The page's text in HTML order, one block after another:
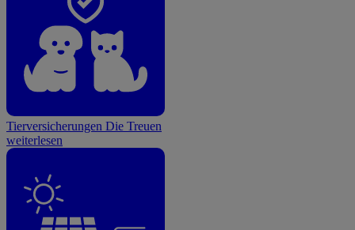
Tierversicherungen Die Treuen
weiterlesen